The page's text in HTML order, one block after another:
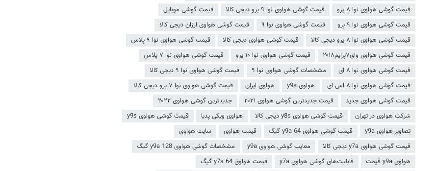
قیمت گوشی هواوی نوا ۸ پرو
قیمت گوشی هواوی نوا ۹ پرو دیجی کالا
قیمت گوشی موبایل
قیمت گوشی هواوی نوا ۹ پرو
قیمت گوشی هواوی نوا ۹
قیمت گوشی هواوی ارزان دیجی کالا
قیمت گوشی هواوی نوا ۸ پرو دیجی کالا
قیمت گوشی هواوی دیجی کالا
قیمت گوشی هواوی نوا ۹ پلاس
قیمت گوشی هواوی وای۷پرایم۲۰۱۸
قیمت گوشی هواوی نوا ۱۰ پرو
قیمت گوشی هواوی نوا ۷ پلاس
قیمت گوشی هواوی نوا ۸ ای
مشخصات گوشی هواوی نوا ۹
قیمت گوشی هواوی نوا ۹ دیجی کالا
قیمت گوشی هواوی نوا ۸ اس ای
هواوی y9a هواوی ایران
قیمت گوشی هواوی نوا ۷ پرو دیجی کالا
قیمت گوشی هواوی جدید
قیمت جدیدترین گوشی هواوی ۲۰۲۱
جدیدترین گوشی هواوی ۲۰۲۲
شرکت هواوی در تهران
قیمت گوشی هواوی y8s دیجی کالا هواوی ویکی پدیا
قیمت گوشی هواوی y9s
تصاویر هواوی y9a
قیمت گوشی هواوی y9a 64 گیگ قیمت هواوی
سایت هواوی
قیمت گوشی هواوی y7a دیجی کالا
معایب گوشی هواوی y9a
مشخصات گوشی هواوی y9a 128 گیگ
هواوی y9a قیمت
قابلیت‌های گوشی هواوی y7a
قیمت هواوی y7a 64 گیگ